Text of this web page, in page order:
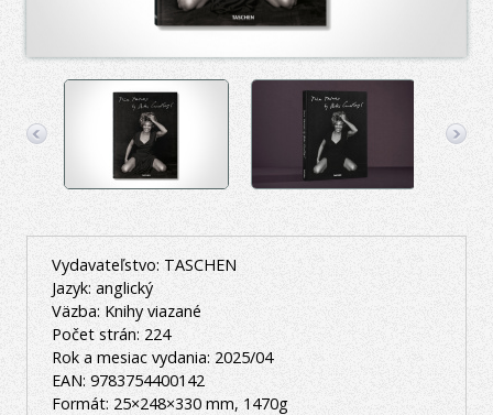
Vydavateľstvo: TASCHEN
Jazyk: anglický
Väzba: Knihy viazané
Počet strán: 224
Rok a mesiac vydania: 2025/04
EAN: 9783754400142
Formát: 25×248×330 mm, 1470g